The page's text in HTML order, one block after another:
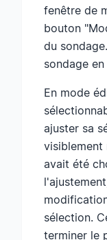
fenêtre de
bouton
du
sondage
En mode
ajuster sa
visiblement
avait été
sélection.
terminer le